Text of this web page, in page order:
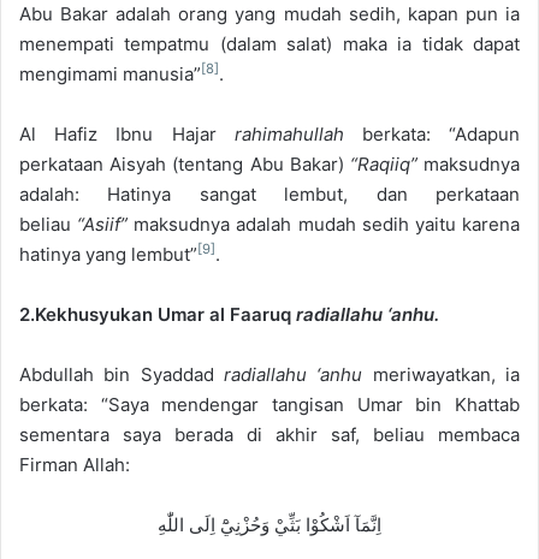
Abu Bakar adalah orang yang mudah sedih, kapan pun ia
menempati tempatmu (dalam salat) maka ia tidak dapat
mengimami manusia” [8] .
Al Hafiz Ibnu Hajar rahimahullah berkata: “Adapun
perkataan Aisyah (tentang Abu Bakar) “Raqiiq”maksudnya
adalah: Hatinya sangat lembut, dan perkataan
beliau “Asiif” maksudnya adalah mudah sedih yaitu karena
hatinya yang lembut” [9] .
2.Kekhusyukan Umar al Faaruq radiallahu ‘anhu.
Abdullah bin Syaddad radiallahu ‘anhu meriwayatkan, ia
berkata: “Saya mendengar tangisan Umar bin Khattab
sementara saya berada di akhir saf, beliau membaca
Firman Allah:
اِنَّمَآ اَشْكُوْا بَثِّيْ وَحُزْنِيْٓ اِلَى اللّٰهِ